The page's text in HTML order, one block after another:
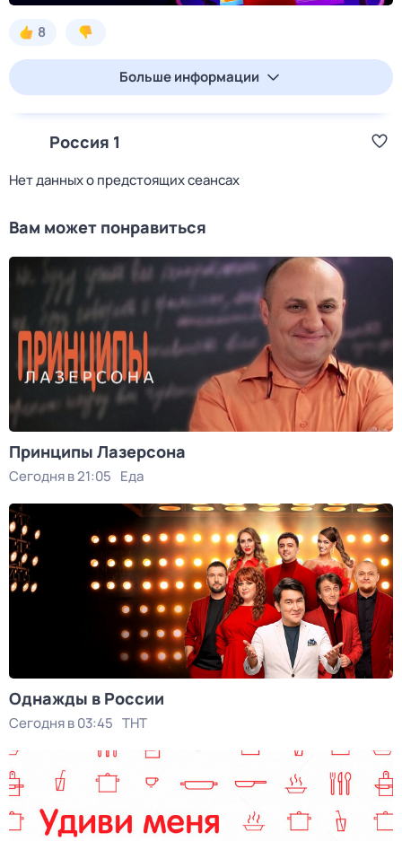
8
Больше информации
Россия 1
Нет данных о предстоящих сеансах
Вам может понравиться
Принципы Лазерсона
Сегодня в 21:05 Еда
Однажды в России
Сегодня в 03:45 ТНТ